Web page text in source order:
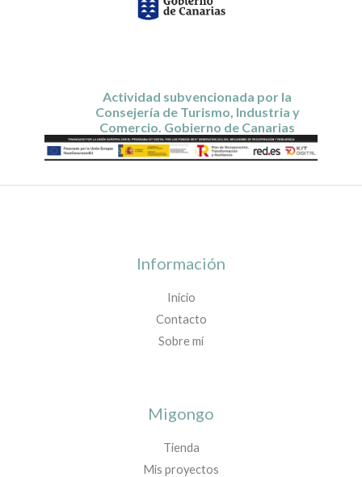
Actividad subvencionada por la
Consejería de Turismo, Industria y
Comercio. Gobierno de Canarias
Información
Inicio
Contacto
Sobre mí
Migongo
Tienda
Mis proyectos